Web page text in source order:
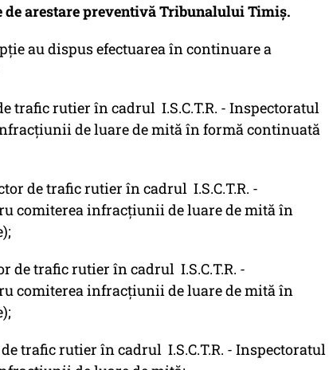
de arestare preventivă Tribunalului Timiș.
au dispus efectuarea în continuare a
trafic rutier în cadrul I.S.C.T.R. - Inspectoratul
de luare de mită în formă continuată
de trafic rutier în cadrul I.S.C.T.R. -
comiterea infracțiunii de luare de mită în
de trafic rutier în cadrul I.S.C.T.R. -
comiterea infracțiunii de luare de mită în
trafic rutier în cadrul I.S.C.T.R. - Inspectoratul